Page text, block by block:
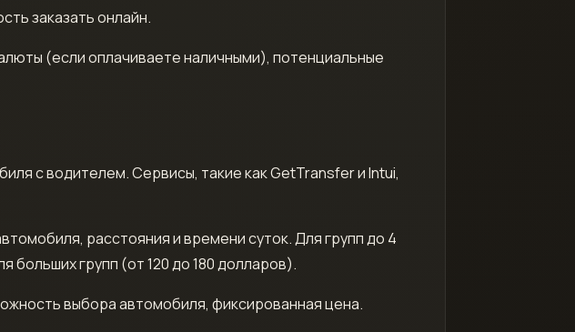
заказать онлайн.
(если оплачиваете наличными), потенциальные
с водителем. Сервисы, такие как GetTransfer и Intui,
расстояния и времени суток. Для групп до 4
больших групп (от 120 до 180 долларов).
выбора автомобиля, фиксированная цена.